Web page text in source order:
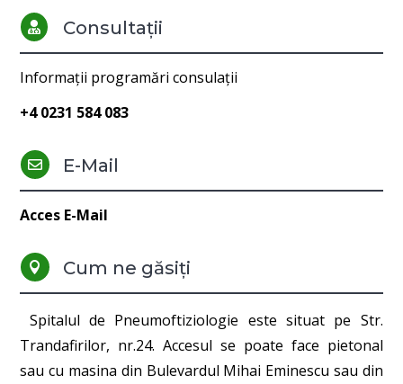
 Consultații
Informații programări consulații
+4 0231 584 083
 E-Mail
Acces E-Mail
 Cum ne găsiți
Spitalul de Pneumoftiziologie este situat pe Str.
Trandafirilor, nr.24. Accesul se poate face pietonal
sau cu masina din Bulevardul Mihai Eminescu sau din